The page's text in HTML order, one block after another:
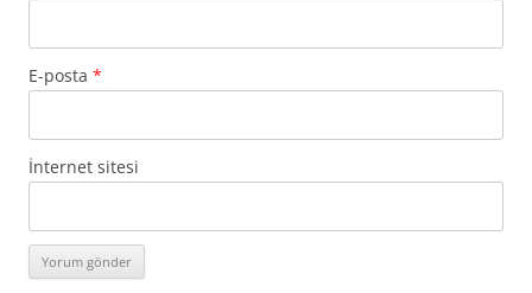
E-posta *
İnternet sitesi